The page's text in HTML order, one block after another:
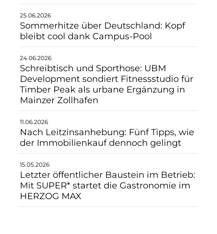
25.06.2026
Sommerhitze über Deutschland: Kopf
bleibt cool dank Campus-Pool
24.06.2026
Schreibtisch und Sporthose: UBM
Development sondiert Fitnessstudio für
Timber Peak als urbane Ergänzung in
Mainzer Zollhafen
11.06.2026
Nach Leitzinsanhebung: Fünf Tipps, wie
der Immobilienkauf dennoch gelingt
15.05.2026
Letzter öffentlicher Baustein im Betrieb:
Mit SUPER* startet die Gastronomie im
HERZOG MAX